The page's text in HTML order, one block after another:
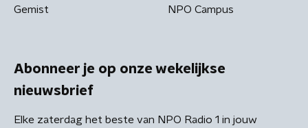
Gemist NPO Campus
Abonneer je op onze wekelijkse
nieuwsbrief
Elke zaterdag het beste van NPO Radio 1 in jouw